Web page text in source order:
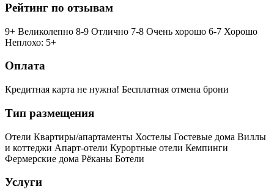
Рейтинг по отзывам
9+ Великолепно 8-9 Отлично 7-8 Очень хорошо 6-7 Хорошо
Неплохо: 5+
Оплата
Кредитная карта не нужна! Бесплатная отмена брони
Тип размещения
Отели Квартиры/апартаменты Хостелы Гостевые дома Виллы
и коттеджи Апарт-отели Курортные отели Кемпинги
Фермерские дома Рёканы Ботели
Услуги